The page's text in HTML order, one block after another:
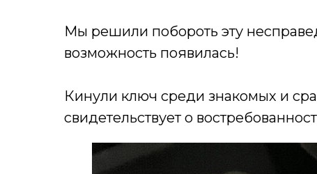
Мы решили побороть эту
возможность появилась!
Кинули ключ среди знакомых и
свидетельствует о